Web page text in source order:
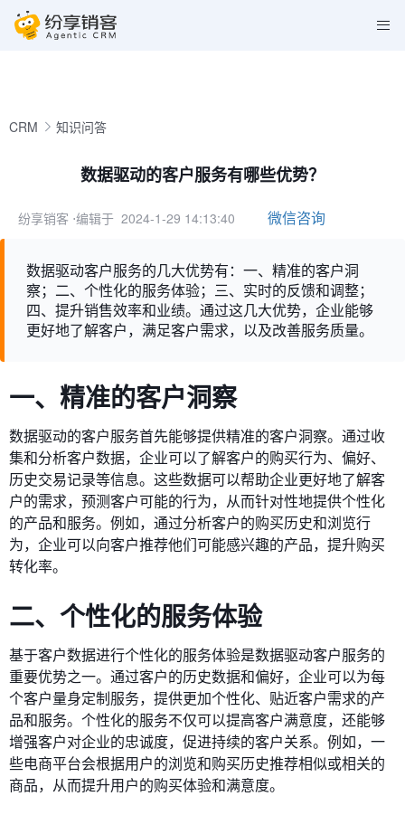
CRM 知识问答
数据驱动的客户服务有哪些优势？
纷享销客 ⋅编辑于 2024-1-29 14:13:40 微信咨询
数据驱动客户服务的几大优势有：一、精准的客户洞
察；二、个性化的服务体验；三、实时的反馈和调整；
四、提升销售效率和业绩。通过这几大优势，企业能够
更好地了解客户，满足客户需求，以及改善服务质量。
一、精准的客户洞察
数据驱动的客户服务首先能够提供精准的客户洞察。通过收
集和分析客户数据，企业可以了解客户的购买行为、偏好、
历史交易记录等信息。这些数据可以帮助企业更好地了解客
户的需求，预测客户可能的行为，从而针对性地提供个性化
的产品和服务。例如，通过分析客户的购买历史和浏览行
为，企业可以向客户推荐他们可能感兴趣的产品，提升购买
转化率。
二、个性化的服务体验
基于客户数据进行个性化的服务体验是数据驱动客户服务的
重要优势之一。通过客户的历史数据和偏好，企业可以为每
个客户量身定制服务，提供更加个性化、贴近客户需求的产
品和服务。个性化的服务不仅可以提高客户满意度，还能够
增强客户对企业的忠诚度，促进持续的客户关系。例如，一
些电商平台会根据用户的浏览和购买历史推荐相似或相关的
商品，从而提升用户的购买体验和满意度。